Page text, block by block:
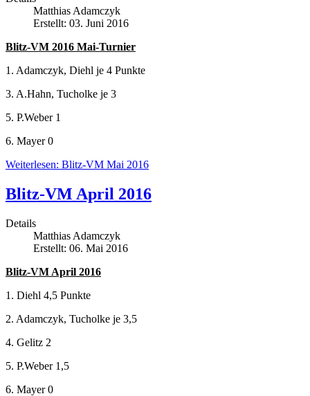
Matthias Adamczyk
Erstellt: 03. Juni 2016
Blitz-VM 2016 Mai-Turnier
1. Adamczyk, Diehl je 4 Punkte
3. A.Hahn, Tucholke je 3
5. P.Weber 1
6. Mayer 0
Weiterlesen: Blitz-VM Mai 2016
Blitz-VM April 2016
Details
Matthias Adamczyk
Erstellt: 06. Mai 2016
Blitz-VM April 2016
1. Diehl 4,5 Punkte
2. Adamczyk, Tucholke je 3,5
4. Gelitz 2
5. P.Weber 1,5
6. Mayer 0